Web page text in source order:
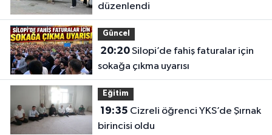
düzenlendi
Güncel
20:20Silopi’de fahiş faturalar için
sokağa çıkma uyarısı
Eğitim
19:35
birincisi oldu